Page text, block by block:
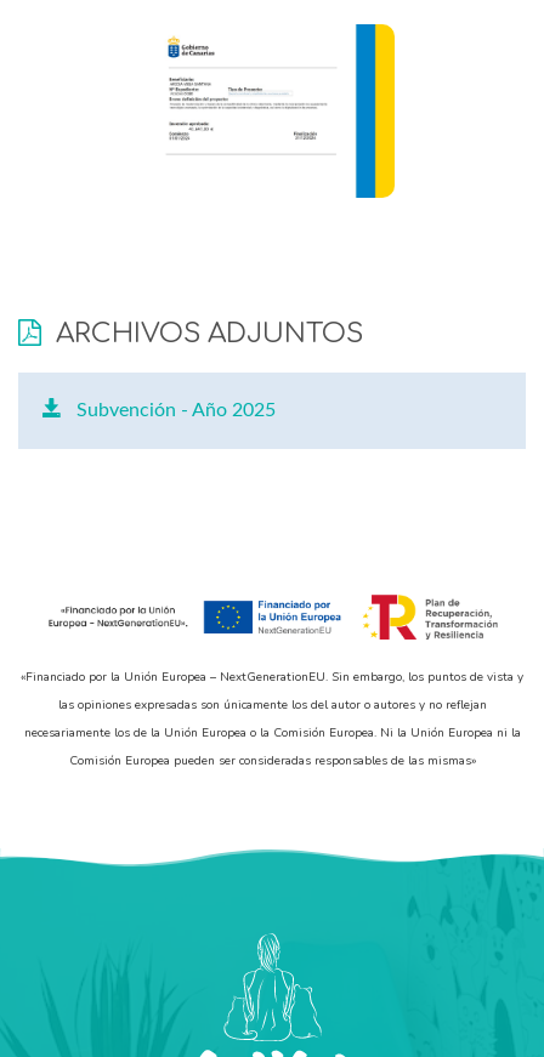
ARCHIVOS ADJUNTOS
Subvención - Año 2025
«Financiado por la Unión Europea – NextGenerationEU. Sin embargo, los puntos de vista y
las opiniones expresadas son únicamente los del autor o autores y no reflejan
necesariamente los de la Unión Europea o la Comisión Europea. Ni la Unión Europea ni la
Comisión Europea pueden ser consideradas responsables de las mismas»